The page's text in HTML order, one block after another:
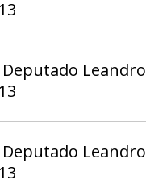
Leandro
Leandro